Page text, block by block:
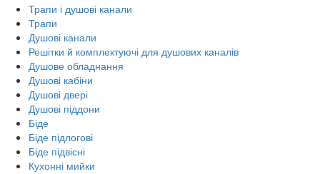
Трапи і душові канали
Трапи
Душові канали
Решітки й комплектуючі для душових каналів
Душове обладнання
Душові кабіни
Душові двері
Душові піддони
Біде
Біде підлогові
Біде підвісні
Кухонні мийки